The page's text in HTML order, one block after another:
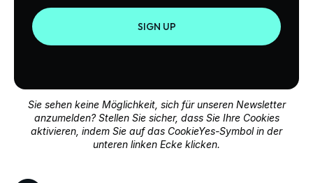
SIGN UP
Sie sehen keine Möglichkeit, sich für unseren Newsletter
anzumelden? Stellen Sie sicher, dass Sie Ihre Cookies
aktivieren, indem Sie auf das CookieYes-Symbol in der
unteren linken Ecke klicken.